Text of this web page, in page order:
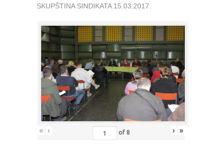
SKUPŠTINA SINDIKATA 15.03.2017.
« ‹ of 8 › »